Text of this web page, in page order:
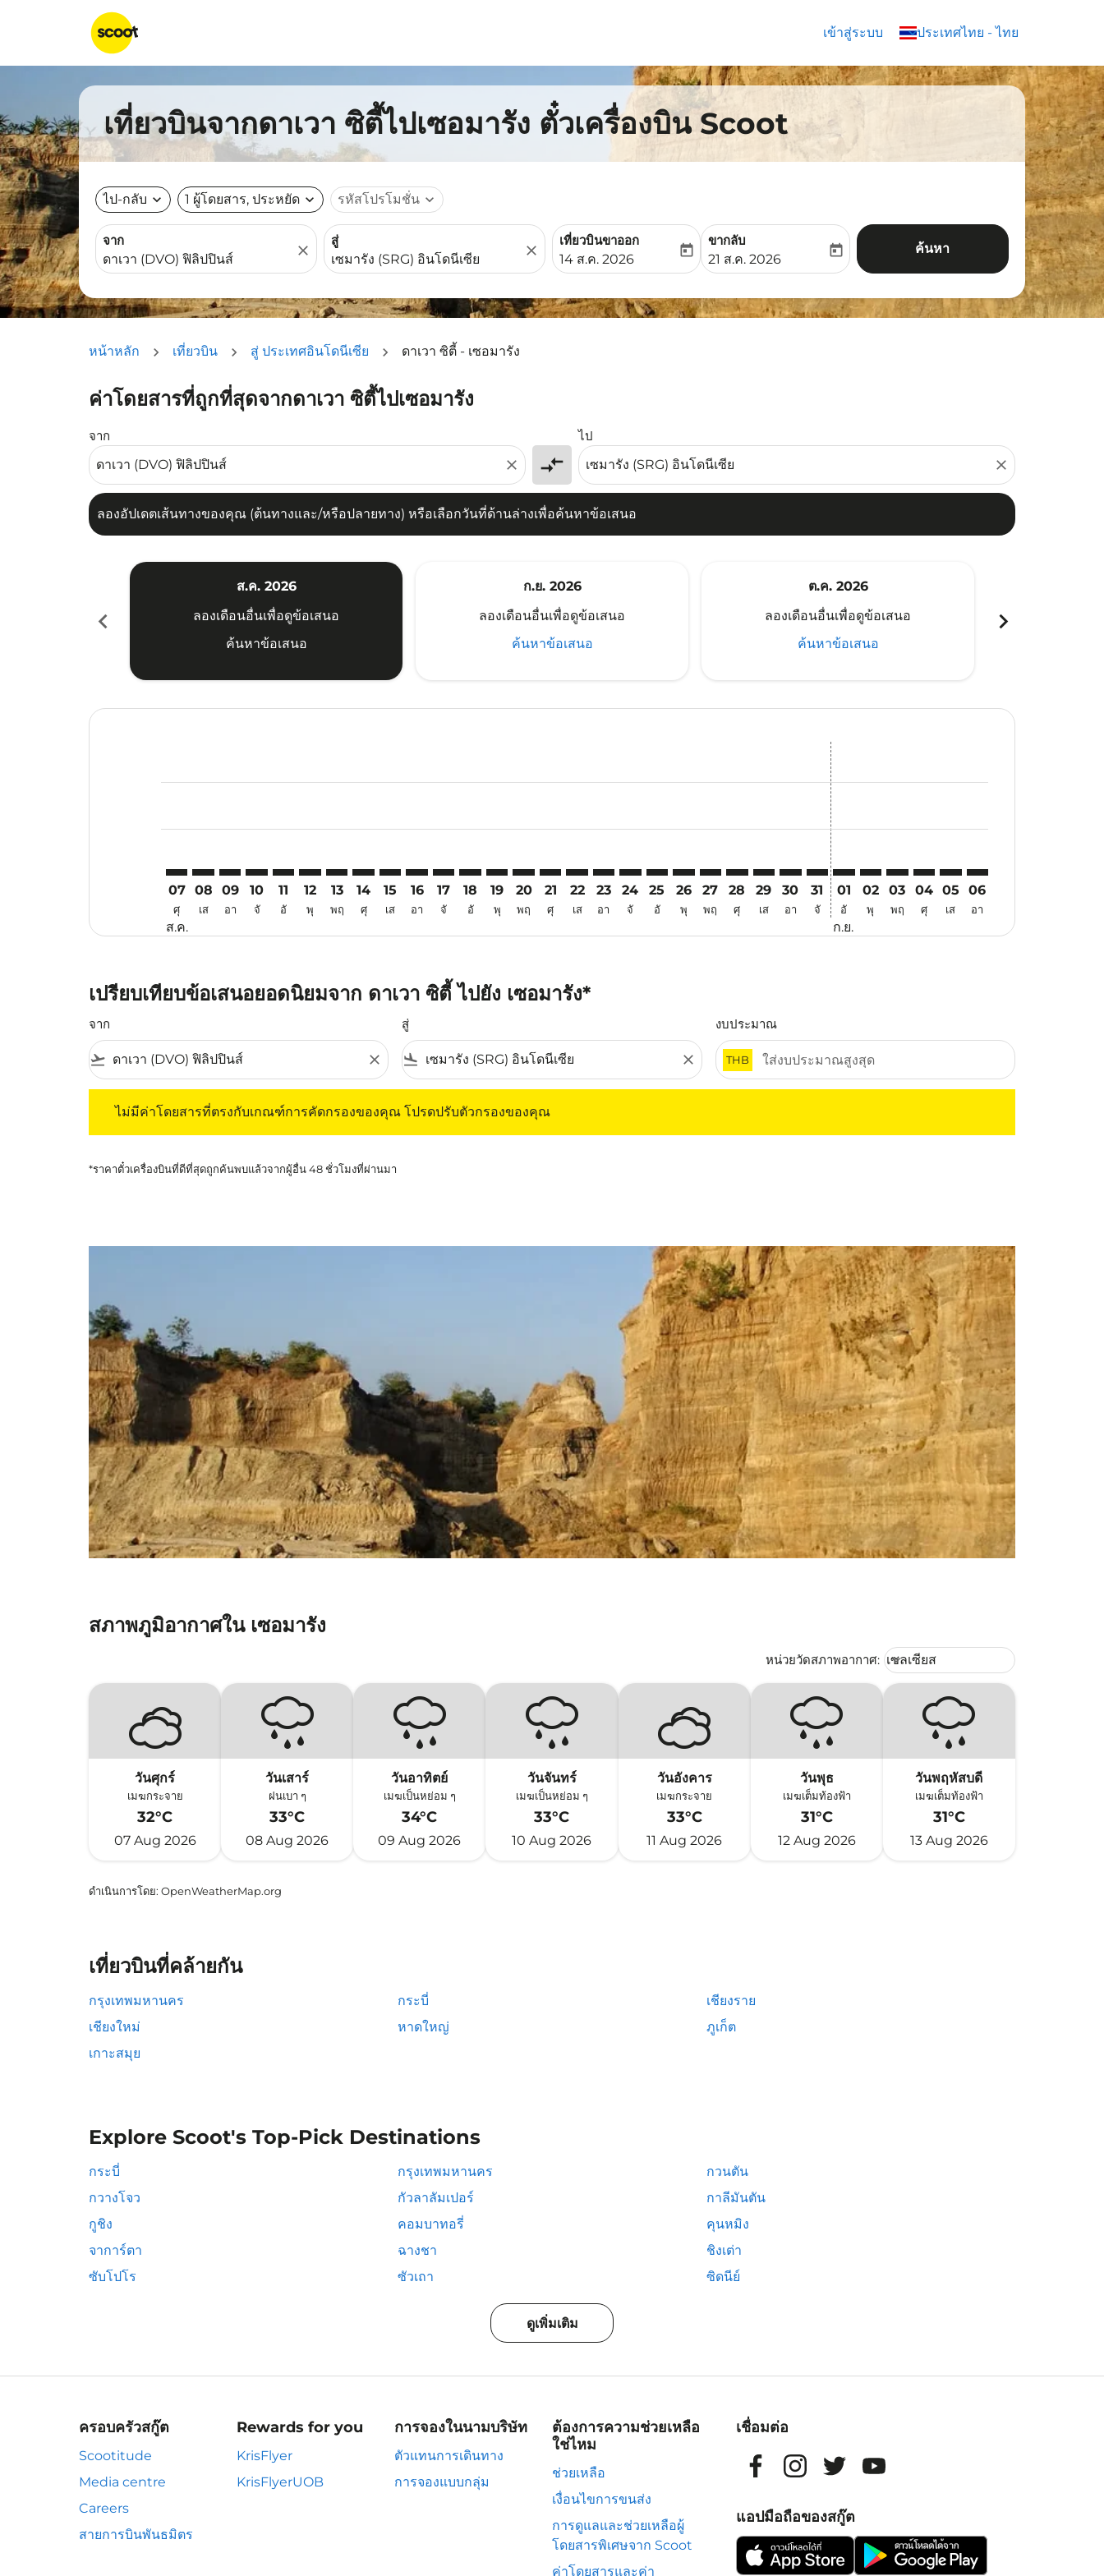
เข้าสู่ระบบ ประเทศไทย - ไทย
keyboard_arrow_down
เที่ยวบินจากดาเวา ซิตี้ไปเซอมารัง ตั๋วเครื่องบิน Scoot
ไป-กลับ expand_more 1 ผู้โดยสาร, ประหยัด expand_more รหัสโปรโมชั่น expand_more
จาก
close
สู่
close
เที่ยวบินขาออก
fc-booking-departure-date-aria-label
14 ส.ค. 2026
today
ขากลับ
fc-booking-return-date-aria-label
21 ส.ค. 2026
today ค้นหา
หน้าหลัก เที่ยวบิน สู่ ประเทศอินโดนีเซีย ดาเวา ซิตี้ - เซอมารัง
ค่าโดยสารที่ถูกที่สุดจากดาเวา ซิตี้ไปเซอมารัง
จาก
close compare_arrows
ไป
close
ลองอัปเดตเส้นทางของคุณ (ต้นทางและ/หรือปลายทาง) หรือเลือกวันที่ด้านล่างเพื่อค้นหาข้อเสนอ
ลองอัปเดตเส้นทางของคุณ (ต้นทางและ/หรือปลายทาง) หรือเลือกวันที่ด้านล่างเพื่อค้นหาข้อเสนอ
chevron_left
ส.ค. 2026
ลองเดือนอื่นเพื่อดูข้อเสนอ
ค้นหาข้อเสนอ
ก.ย. 2026
ลองเดือนอื่นเพื่อดูข้อเสนอ
ค้นหาข้อเสนอ
ต.ค. 2026
ลองเดือนอื่นเพื่อดูข้อเสนอ
ค้นหาข้อเสนอ
chevron_right
07
ศุ
ส.ค.
08
เส
09
อา
10
จั
11
อั
12
พุ
13
พฤ
14
ศุ
15
เส
16
อา
17
จั
18
อั
19
พุ
DVO–SRG: cmp-view-offers-disclaimer. ค้นหาข้อเสนอ
20
พฤ
DVO–SRG: cmp-view-offers-disclaimer. ค้นหาข้อเสนอ
21
ศุ
DVO–SRG: cmp-view-offers-disclaimer. ค้นหาข้อเสนอ
22
เส
DVO–SRG: cmp-view-offers-disclaimer. ค้นหาข้อเสนอ
23
อา
DVO–SRG: cmp-view-offers-disclaimer. ค้นหาข้อเสนอ
24
จั
DVO–SRG: cmp-view-offers-disclaimer. ค้นหาข้อเสนอ
25
อั
DVO–SRG: cmp-view-offers-disclaimer. ค้นหาข้อเสนอ
26
พุ
DVO–SRG: cmp-view-offers-disclaimer. ค้นหาข้อเสนอ
27
พฤ
DVO–SRG: cmp-view-offers-disclaimer. ค้นหาข้อเสนอ
28
ศุ
DVO–SRG: cmp-view-offers-disclaimer. ค้นหาข้อเสนอ
29
เส
DVO–SRG: cmp-view-offers-disclaimer. ค้นหาข้อเสนอ
30
อา
DVO–SRG: cmp-view-offers-disclaimer. ค้นหาข้อ
31
จั
01
อั
ก.ย.
02
พุ
03
พฤ
04
ศุ
05
เส
06
อา
เปรียบเทียบข้อเสนอยอดนิยมจาก ดาเวา ซิตี้ ไปยัง เซอมารัง*
จาก
flight_takeoff close
สู่
flight_land close
งบประมาณ
THB
ไม่มีค่าโดยสารที่ตรงกับเกณฑ์การคัดกรองของคุณ โปรดปรับตัวกรองของคุณ
*ราคาตั๋วเครื่องบินที่ดีที่สุดถูกค้นพบแล้วจากผู้อื่น 48 ชั่วโมงที่ผ่านมา
สภาพภูมิอากาศใน เซอมารัง
หน่วยวัดสภาพอากาศ: Weather unit option เซลเซียส
เซลเซียส
keyboard_arrow_down
วันศุกร์
เมฆกระจาย
32°C
07 Aug 2026
วันเสาร์
ฝนเบา ๆ
33°C
08 Aug 2026
วันอาทิตย์
เมฆเป็นหย่อม ๆ
34°C
09 Aug 2026
วันจันทร์
เมฆเป็นหย่อม ๆ
33°C
10 Aug 2026
วันอังคาร
เมฆกระจาย
33°C
11 Aug 2026
วันพุธ
เมฆเต็มท้องฟ้า
31°C
12 Aug 2026
วันพฤหัสบดี
เมฆเต็มท้องฟ้า
31°C
13 Aug 2026
ดำเนินการโดย: OpenWeatherMap.org
เที่ยวบินที่คล้ายกัน
กรุงเทพมหานคร กระบี่
เชียงราย
เชียงใหม่
หาดใหญ่
ภูเก็ต
เกาะสมุย
Explore Scoot's Top-Pick Destinations
กระบี่ กรุงเทพมหานคร
กวนตัน
กวางโจว
กัวลาลัมเปอร์
กาลีมันตัน
กูชิง
คอมบาทอรี่
คุนหมิง
จาการ์ตา
ฉางชา
ชิงเต่า
ซับโปโร
ซัวเถา ซิดนีย์
ดูเพิ่มเติม
ครอบครัวสกู๊ต
Scootitude
Media centre
Careers
สายการบินพันธมิตร
Rewards for you
KrisFlyer
KrisFlyerUOB
การจองในนามบริษัท
ตัวแทนการเดินทาง
การจองแบบกลุ่ม
ต้องการความช่วยเหลือ
ใช่ไหม
ช่วยเหลือ
เงื่อนไขการขนส่ง
การดูแลและช่วยเหลือผู้
โดยสารพิเศษจาก Scoot
ค่าโดยสารและค่า
เชื่อมต่อ
แอปมือถือของสกู๊ต